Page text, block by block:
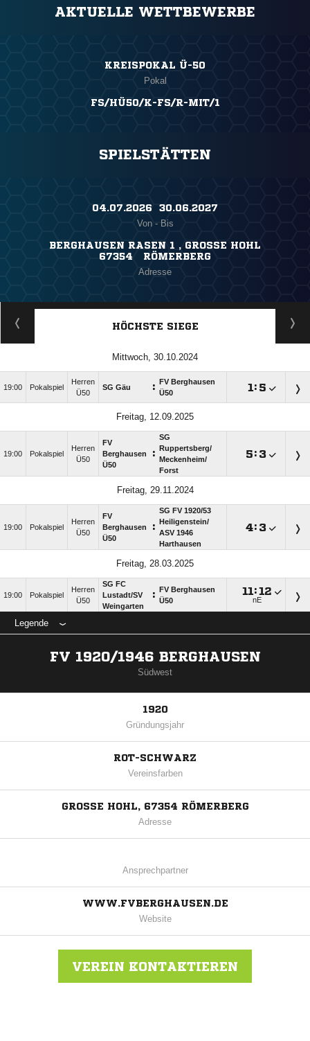
AKTUELLE WETTBEWERBE
KREISPOKAL Ü-50
Pokal
FS/HÜ50/K-FS/R-MIT/1
SPIELSTÄTTEN
04.07.2026 ​ 30.06.2027
Von - Bis
BERGHAUSEN RASEN 1 , GROSSE HOHL
67354 RÖMERBERG
Adresse
HÖCHSTE SIEGE
Mittwoch, 30.10.2024
19:00 Pokalspiel
Herren
Ü50
SG Gäu :
FV Berghausen
Ü50
: 
Freitag, 12.09.2025
19:00 Pokalspiel
Herren
Ü50
FV
Berghausen
Ü50
:
SG
Ruppertsberg/​
Meckenheim/​
Forst
: 
Freitag, 29.11.2024
19:00 Pokalspiel
Herren
Ü50
FV
Berghausen
Ü50
:
SG FV 1920/​53
Heiligenstein/​
ASV 1946
Harthausen
: 
Freitag, 28.03.2025
19:00 Pokalspiel
Herren
Ü50
SG FC
Lustadt/​SV
Weingarten
:
FV Berghausen
Ü50
:
nE
Legende
FV 1920/1946 BERGHAUSEN
Südwest
1920
Gründungsjahr
ROT-SCHWARZ
Vereinsfarben
GROSSE HOHL, 67354 RÖMERBERG
Adresse
Ansprechpartner
WWW.FVBERGHAUSEN.DE
Website
VEREIN KONTAKTIEREN